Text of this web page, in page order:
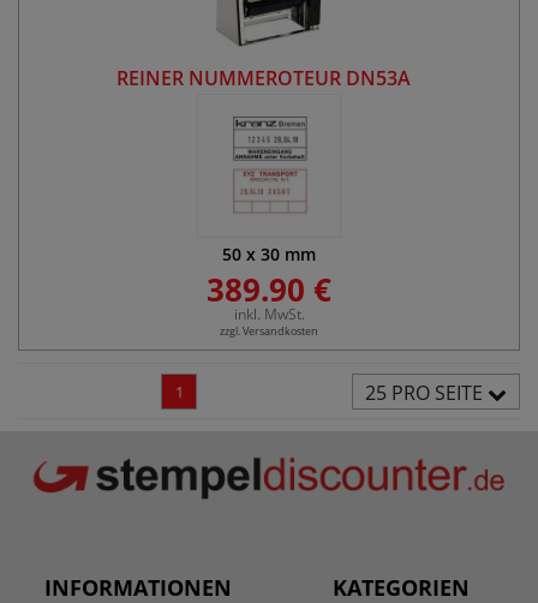
REINER NUMMEROTEUR DN53A
50 x 30 mm
389.90 €
inkl. MwSt.
zzgl. Versandkosten
25 PRO SEITE
1
INFORMATIONEN KATEGORIEN